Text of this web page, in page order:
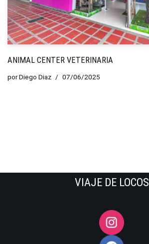
ANIMAL CENTER VETERINARIA
porDiego Diaz 07/06/2025
VIAJE DE LOCOS